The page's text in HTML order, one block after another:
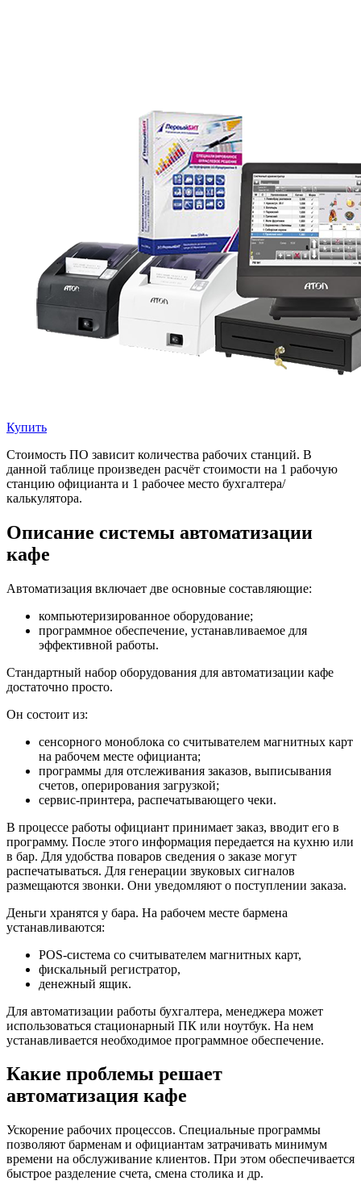
Купить
Стоимость ПО зависит количества рабочих станций. В
данной таблице произведен расчёт стоимости на 1 рабочую
станцию официанта и 1 рабочее место бухгалтера/
калькулятора.
Описание системы автоматизации
кафе
Автоматизация включает две основные составляющие:
компьютеризированное оборудование;
программное обеспечение, устанавливаемое для
эффективной работы.
Стандартный набор оборудования для автоматизации кафе
достаточно просто.
Он состоит из:
сенсорного моноблока со считывателем магнитных карт
на рабочем месте официанта;
программы для отслеживания заказов, выписывания
счетов, оперирования загрузкой;
сервис-принтера, распечатывающего чеки.
В процессе работы официант принимает заказ, вводит его в
программу. После этого информация передается на кухню или
в бар. Для удобства поваров сведения о заказе могут
распечатываться. Для генерации звуковых сигналов
размещаются звонки. Они уведомляют о поступлении заказа.
Деньги хранятся у бара. На рабочем месте бармена
устанавливаются:
POS-система со считывателем магнитных карт,
фискальный регистратор,
денежный ящик.
Для автоматизации работы бухгалтера, менеджера может
использоваться стационарный ПК или ноутбук. На нем
устанавливается необходимое программное обеспечение.
Какие проблемы решает
автоматизация кафе
Ускорение рабочих процессов. Специальные программы
позволяют барменам и официантам затрачивать минимум
времени на обслуживание клиентов. При этом обеспечивается
быстрое разделение счета, смена столика и др.